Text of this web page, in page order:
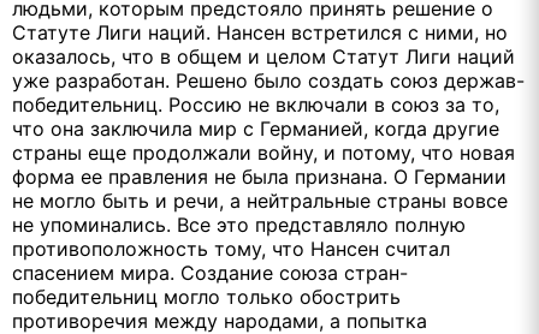
людьми, которым предстояло принять решение о
Статуте Лиги наций. Нансен встретился с ними, но
оказалось, что в общем и целом Статут Лиги наций
уже разработан. Решено было создать союз держав-
победительниц. Россию не включали в союз за то,
что она заключила мир с Германией, когда другие
страны еще продолжали войну, и потому, что новая
форма ее правления не была признана. О Германии
не могло быть и речи, а нейтральные страны вовсе
не упоминались. Все это представляло полную
противоположность тому, что Нансен считал
спасением мира. Создание союза стран-
победительниц могло только обострить
противоречия между народами, а попытка